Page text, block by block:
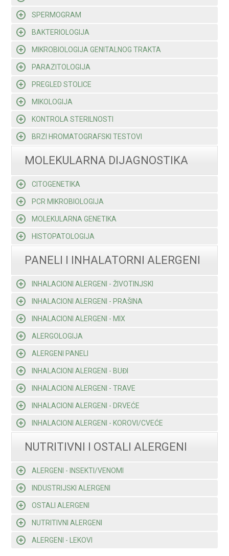
SPERMOGRAM
BAKTERIOLOGIJA
MIKROBIOLOGIJA GENITALNOG TRAKTA
PARAZITOLOGIJA
PREGLED STOLICE
MIKOLOGIJA
KONTROLA STERILNOSTI
BRZI HROMATOGRAFSKI TESTOVI
MOLEKULARNA DIJAGNOSTIKA
CITOGENETIKA
PCR MIKROBIOLOGIJA
MOLEKULARNA GENETIKA
HISTOPATOLOGIJA
PANELI I INHALATORNI ALERGENI
INHALACIONI ALERGENI - ŽIVOTINJSKI
INHALACIONI ALERGENI - PRAŠINA
INHALACIONI ALERGENI - MIX
ALERGOLOGIJA
ALERGENI PANELI
INHALACIONI ALERGENI - BUĐI
INHALACIONI ALERGENI - TRAVE
INHALACIONI ALERGENI - DRVEĆE
INHALACIONI ALERGENI - KOROVI/CVEĆE
NUTRITIVNI I OSTALI ALERGENI
ALERGENI - INSEKTI/VENOMI
INDUSTRIJSKI ALERGENI
OSTALI ALERGENI
NUTRITIVNI ALERGENI
ALERGENI - LEKOVI